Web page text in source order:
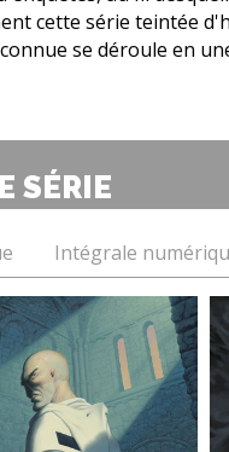
cette série teintée
se déroule en
SÉRIE
Intégrale